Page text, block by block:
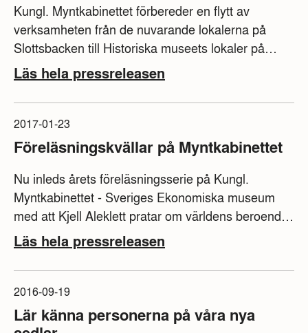
Kungl. Myntkabinettet förbereder en flytt av
verksamheten från de nuvarande lokalerna på
Slottsbacken till Historiska museets lokaler på
Narvavägen. 31 mars är sista chansen att besöka
flera av de nuvarande utställningarna. Museets
entréplan med utställningen om all världens pengar
håller öppet till 20 augusti 2017.
Läs hela pressreleasen
2017-01-23
Föreläsningskvällar på Myntkabinettet
Nu inleds årets föreläsningsserie på Kungl.
Myntkabinettet - Sveriges Ekonomiska museum
med att Kjell Aleklett pratar om världens beroende
av olja den 25 januari. De flesta föreläsningarna
anknyter till ämnet ekonomi och den 15 februari
ger Robert Bergqvist en aktuell analys av det
globala ekonomiska läget.
Läs hela pressreleasen
2016-09-19
Lär känna personerna på våra nya